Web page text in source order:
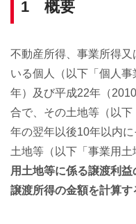
1 概要
不動産所得、事業所得
いる個人（以下「個人
年）及び平成22年（
合で、その土地等（以
年の翌年以後10年以内
土地等（以下「事業用土
用土地等に係る譲渡利
譲渡所得の金額を計算